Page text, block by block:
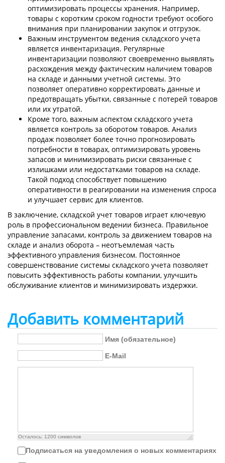
оптимизировать процессы хранения. Например,
товары с коротким сроком годности требуют особого
внимания при планировании закупок и отгрузок.
Важным инструментом ведения складского учета
является инвентаризация. Регулярные
инвентаризации позволяют своевременно выявлять
расхождения между фактическим наличием товаров
на складе и данными учетной системы. Это
позволяет оперативно корректировать данные и
предотвращать убытки, связанные с потерей товаров
или их утратой.
Кроме того, важным аспектом складского учета
является контроль за оборотом товаров. Анализ
продаж позволяет более точно прогнозировать
потребности в товарах, оптимизировать уровень
запасов и минимизировать риски связанные с
излишками или недостатками товаров на складе.
Такой подход способствует повышению
оперативности в реагировании на изменения спроса
и улучшает сервис для клиентов.
В заключение, складской учет товаров играет ключевую
роль в профессиональном ведении бизнеса. Правильное
управление запасами, контроль за движением товаров на
складе и анализ оборота – неотъемлемая часть
эффективного управления бизнесом. Постоянное
совершенствование системы складского учета позволяет
повысить эффективность работы компании, улучшить
обслуживание клиентов и минимизировать издержки.
Добавить комментарий
Имя (обязательное)
E-Mail
Осталось: 1200 символов
Подписаться на уведомления о новых комментариях